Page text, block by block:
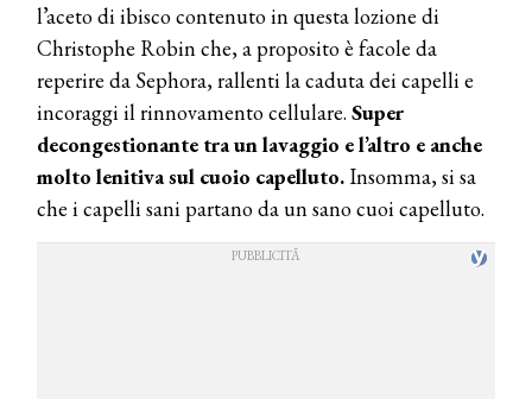
l’aceto di ibisco contenuto in questa lozione di
Christophe Robin che, a proposito è facole da
reperire da Sephora, rallenti la caduta dei capelli e
incoraggi il rinnovamento cellulare. Super
decongestionante tra un lavaggio e l’altro e anche
molto lenitiva sul cuoio capelluto. Insomma, si sa
che i capelli sani partano da un sano cuoi capelluto.